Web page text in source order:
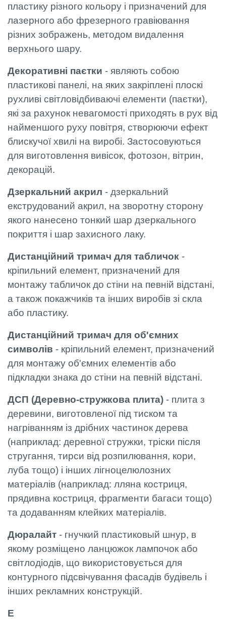
пластику різного кольору і призначений для
лазерного або фрезерного гравіювання
різних зображень, методом видалення
верхнього шару.
Декоративні паєтки - являють собою
пластикові панелі, на яких закріплені плоскі
рухливі світловідбиваючі елементи (паєтки),
які за рахунок невагомості приходять в рух від
найменшого руху повітря, створюючи ефект
блискучої хвилі на виробі. Застосовуються
для виготовлення вивісок, фотозон, вітрин,
декорацій.
Дзеркальний акрил - дзеркальний
екструдований акрил, на зворотну сторону
якого нанесено тонкий шар дзеркального
покриття і шар захисного лаку.
Дистанційний тримач для табличок -
кріпильний елемент, призначений для
монтажу табличок до стіни на певній відстані,
а також покажчиків та інших виробів зі скла
або пластику.
Дистанційний тримач для об'ємних
символів - кріпильний елемент, призначений
для монтажу об'ємних елементів або
підкладки знака до стіни на певній відстані.
ДСП (Деревно-стружкова плита) - плита з
деревини, виготовленої під тиском та
нагріванням із дрібних частинок дерева
(наприклад: деревної стружки, тріски після
стругання, тирси від розпилювання, кори,
луба тощо) і інших лігноцелюлозних
матеріалів (наприклад: лляна костриця,
прядивна костриця, фрагменти багаси тощо)
та додаванням клейких матеріалів.
Дюралайт - гнучкий пластиковый шнур, в
якому розміщено ланцюжок лампочок або
світлодіодів, що використовується для
контурного підсвічування фасадів будівель і
інших рекламних конструкцій.
Е